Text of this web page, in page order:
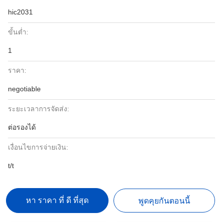
hic2031
ขั้นต่ำ:
1
ราคา:
negotiable
ระยะเวลาการจัดส่ง:
ต่อรองได้
เงื่อนไขการจ่ายเงิน:
t/t
หา ราคา ที่ ดี ที่สุด พูดคุยกันตอนนี้